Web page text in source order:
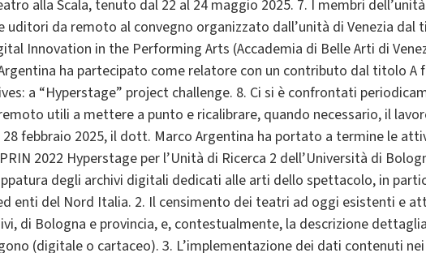
alla Scala, tenuto dal 22 al 24 maggio 2025. 7. I membri
uditori da remoto al convegno organizzato dall’unità di Venezia dal
Innovation in the Performing Arts (Accademia di Belle Arti di
ha partecipato come relatore con un contributo dal titolo
a “Hyperstage” project challenge. 8. Ci si è confrontati
utili a mettere a punto e ricalibrare, quando necessario, il
febbraio 2025, il dott. Marco Argentina ha portato a termine le
2022 Hyperstage per l’Unità di Ricerca 2 dell’Università di
degli archivi digitali dedicati alle arti dello spettacolo, in
enti del Nord Italia. 2. Il censimento dei teatri ad oggi esistenti e
di Bologna e provincia, e, contestualmente, la descrizione
(digitale o cartaceo). 3. L’implementazione dei dati contenuti